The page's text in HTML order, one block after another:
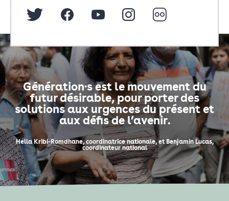
Génération·s est le mouvement du
futur désirable, pour porter des
solutions aux urgences du présent et
aux défis de l’avenir.
Hella Kribi-Romdhane, coordinatrice nationale, et Benjamin Lucas,
coordinateur national